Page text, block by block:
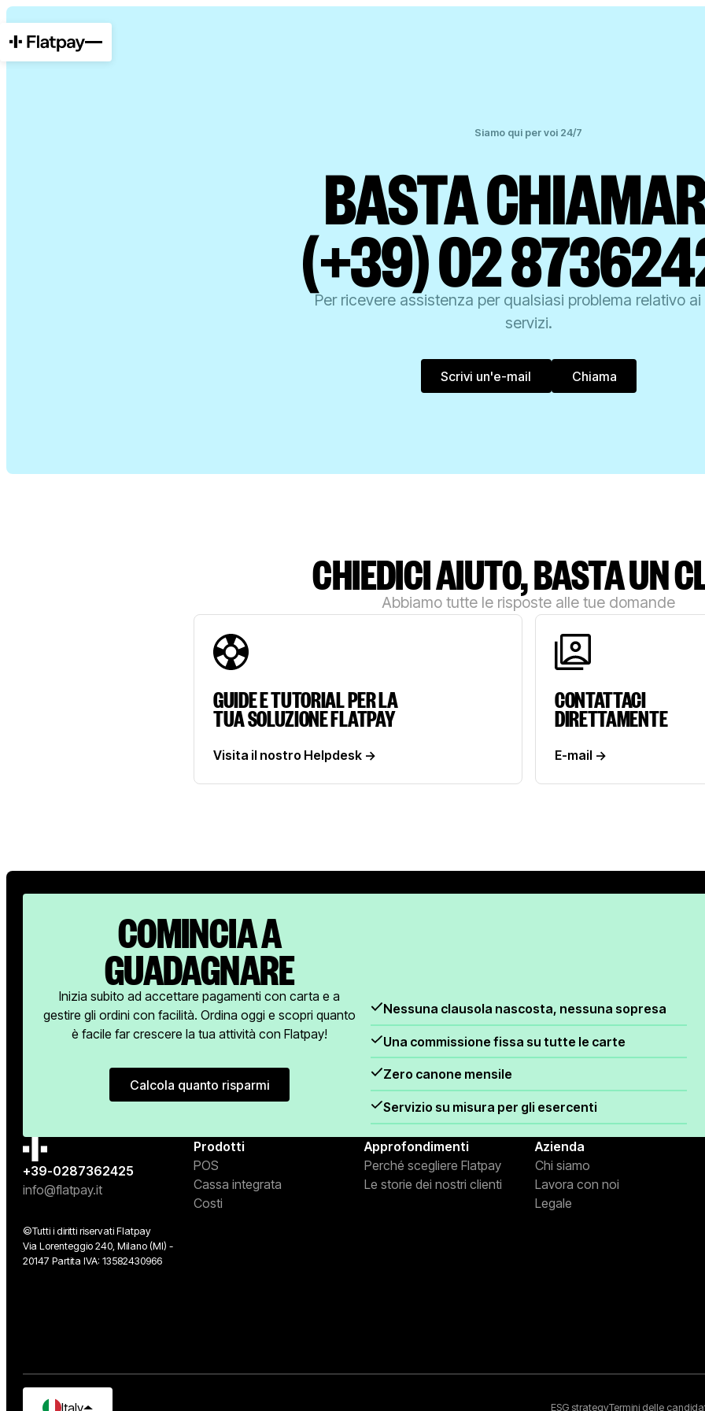
Siamo qui per voi 24/7
BASTA
(+39) 02
Per ricevere assistenza per qualsiasi problema relativo
servizi.
Scrivi un'e-mail
Scrivi un'e-mail Chiama
Chiama
CHIEDICI AIUTO, BASTA UN
Abbiamo tutte le risposte alle tue domande
GUIDE E TUTORIAL PER LA
TUA SOLUZIONE FLATPAY
Visita il nostro Helpdesk ->
CONTATTACI
DIRETTAMENTE
E-mail ->
COMINCIA A
GUADAGNARE
Inizia subito ad accettare pagamenti con carta e a
gestire gli ordini con facilità. Ordina oggi e scopri quanto
è facile far crescere la tua attività con Flatpay!
Calcola quanto risparmi
Calcola quanto risparmi
Nessuna clausola nascosta, nessuna sopresa
Una commissione fissa su tutte le carte
Zero canone mensile
Servizio su misura per gli esercenti
+39-0287362425
info@flatpay.it
©Tutti i diritti riservati Flatpay
Via Lorenteggio 240, Milano (MI) -
20147 Partita IVA: 13582430966
Prodotti
POS
Cassa integrata
Costi
Approfondimenti
Perché scegliere Flatpay
Le storie dei nostri clienti
Azienda
Chi siamo
Lavora con noi
Legale
Italy ESG strategyTermini delle